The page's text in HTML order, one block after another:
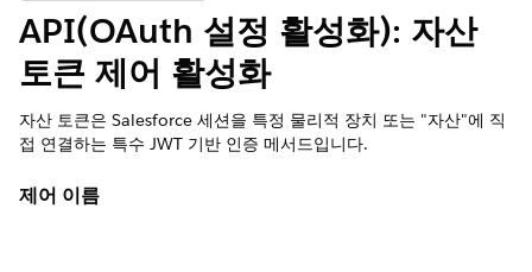
API(OAuth 설정 활성화): 자산
토큰 제어 활성화
자산 토큰은 Salesforce 세션을 특정 물리적 장치 또는 "자산"에 직
접 연결하는 특수 JWT 기반 인증 메서드입니다.
제어 이름